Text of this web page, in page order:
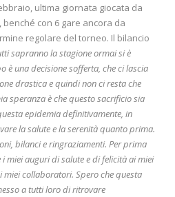
ultima giornata giocata da
con 6 gare ancora da
regolare del torneo. Il bilancio
sapranno la stagione ormai si è
è una decisione sofferta, che ci lascia
drastica e quindi non ci resta che
speranza è che questo sacrificio sia
epidemia definitivamente, in
la salute e la serenità quanto prima.
bilanci e ringraziamenti. Per prima
miei auguri di salute e di felicità ai miei
miei collaboratori. Spero che questa
a tutti loro di ritrovare